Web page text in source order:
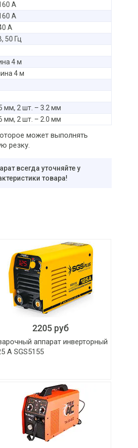
А
А
А
50 Гц
4 м
4 м
мм, 2 шт. – 3.2 мм
мм, 2 шт. – 2.0 мм
может выполнять
резку.
всегда уточняйте у
товара!
2205 руб
аппарат инверторный
А SGS5155